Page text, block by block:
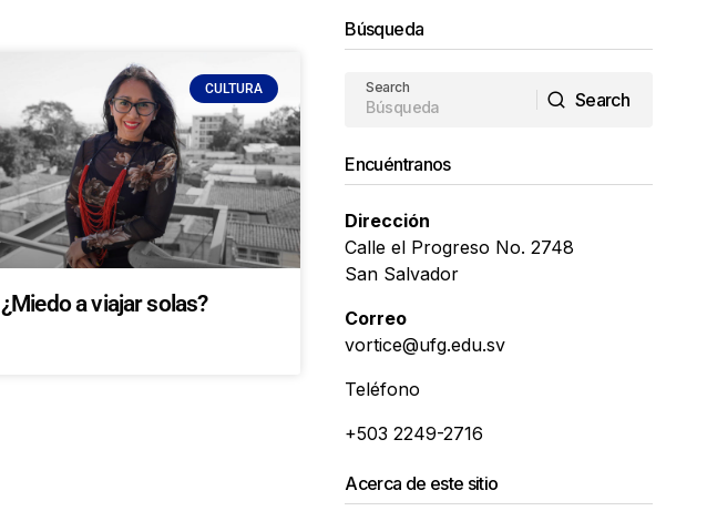
CULTURA
¿Miedo a viajar solas?
Búsqueda
Search
Search
Encuéntranos
Dirección
Calle el Progreso No. 2748
San Salvador
Correo
vortice@ufg.edu.sv
Teléfono
+503 2249-2716
Acerca de este sitio